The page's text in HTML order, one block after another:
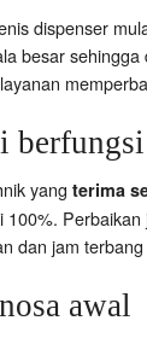
dispenser
besar
yang terima
dan jam
awal